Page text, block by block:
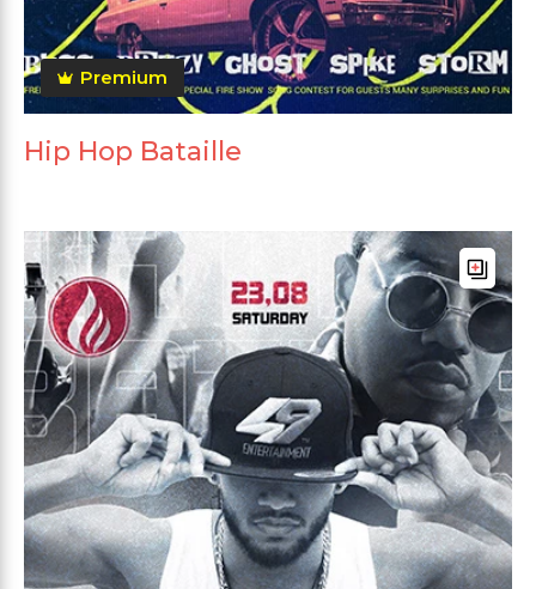
Premium
Hip Hop Bataille